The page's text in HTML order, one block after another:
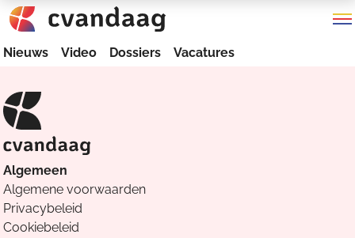
Nieuws Video Dossiers Vacatures
Algemeen
Algemene voorwaarden
Privacybeleid
Cookiebeleid